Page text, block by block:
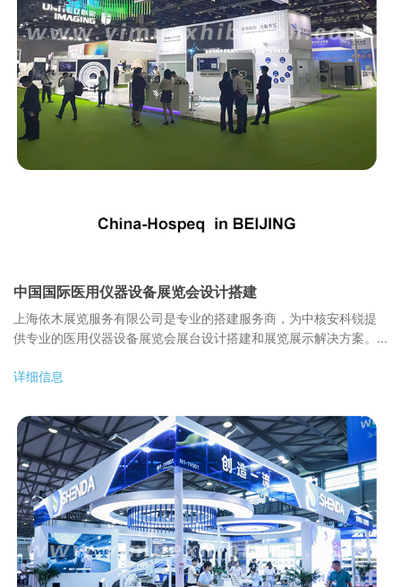
中国国际医用仪器设备展览会设计搭建
上海依木展览服务有限公司是专业的搭建服务商，为中核安科锐提
供专业的医用仪器设备展览会展台设计搭建和展览展示解决方案。...
详细信息